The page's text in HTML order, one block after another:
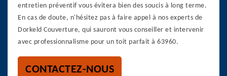
entretien préventif vous évitera bien des soucis à long terme.
En cas de doute, n'hésitez pas à faire appel à nos experts de
Dorkeld Couverture, qui sauront vous conseiller et intervenir
avec professionnalisme pour un toit parfait à 63960.
CONTACTEZ-NOUS